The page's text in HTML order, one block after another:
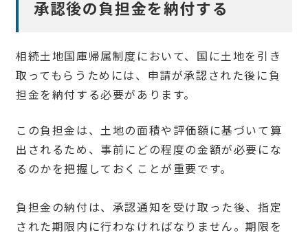
承認後の負担金を納付する
相続土地国庫帰属制度において、国に土地を引き
取ってもらうためには、申請が承認された後に負
担金を納付する必要があります。
この負担金は、土地の面積や評価額に基づいて算
出されるため、事前にどの程度の金額が必要にな
るのかを把握しておくことが重要です。
負担金の納付は、承認通知を受け取った後、指定
された期限内に行わなければなりません。期限を